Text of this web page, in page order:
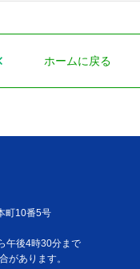
ホームに戻る
町10番5号
午後4時30分まで
があります。